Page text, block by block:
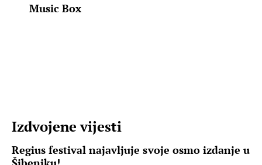
Music Box
Izdvojene vijesti
Regius festival najavljuje svoje osmo izdanje u